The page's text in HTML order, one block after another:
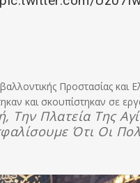
Προστασίας και
και σκουπίστηκαν σε
Την Πλατεία Της
Ότι Οι